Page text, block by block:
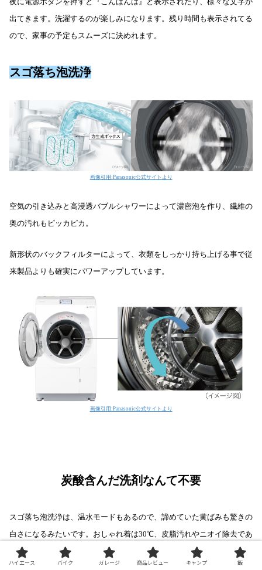
出てきます。洗濯するのが楽しみになります。残り時間も表示されてる
ので、家事の予定もスムーズに決めれます。
スゴ落ち泡洗浄
画像引用:Panasonic公式サイトより
空気の引き込みと高浸透バブルシャワーによって濃密泡を作り、繊維の
奥の汚れもピッカピカ。
新形状のバックフィルターによって、衣類をしっかり持ち上げる事で従
来製品よりも確実にパワーアップしています。
画像引用:Panasonic公式サイトより
炭酸含んだ洗剤なんて不要
スゴ落ち泡洗浄は、温水モードもあるので、諦めていた黄ばみも驚きの
白さになるみたいです。おしゃれ着は30℃、皮脂汚れやニオイ除去であ
れば40℃、おまかせ除菌モード（60℃）もあるのも便利です。
ハイエース バイク ガレージ 商品レビュー キャンプ 飯